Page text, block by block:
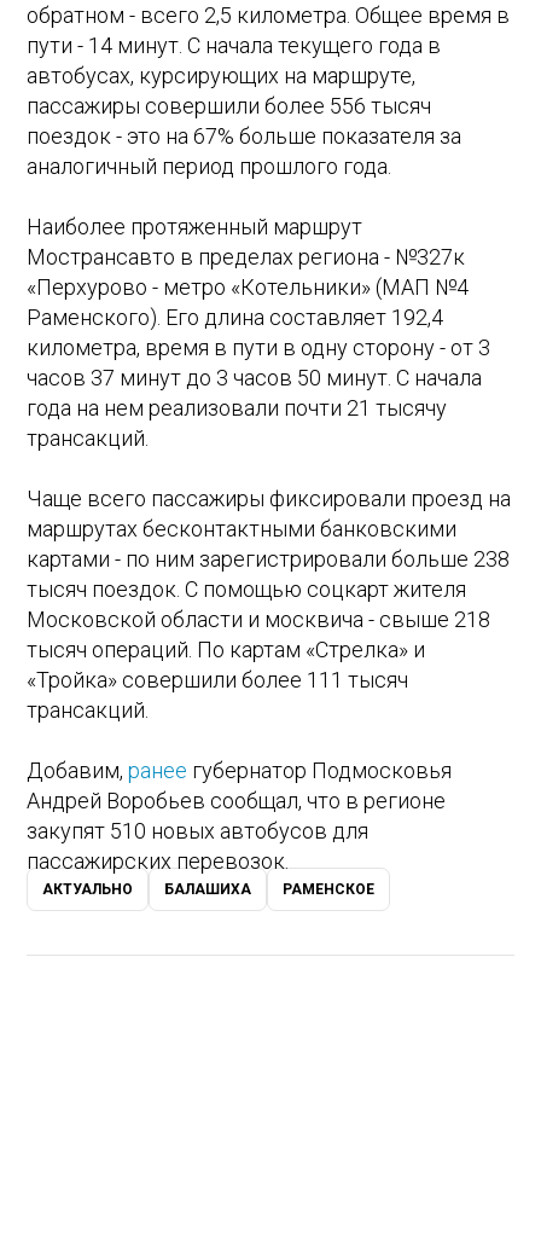
обратном - всего 2,5 километра. Общее время в
пути - 14 минут. С начала текущего года в
автобусах, курсирующих на маршруте,
пассажиры совершили более 556 тысяч
поездок - это на 67% больше показателя за
аналогичный период прошлого года.
Наиболее протяженный маршрут
Мострансавто в пределах региона - №327к
«Перхурово - метро «Котельники» (МАП №4
Раменского). Его длина составляет 192,4
километра, время в пути в одну сторону - от 3
часов 37 минут до 3 часов 50 минут. С начала
года на нем реализовали почти 21 тысячу
трансакций.
Чаще всего пассажиры фиксировали проезд на
маршрутах бесконтактными банковскими
картами - по ним зарегистрировали больше 238
тысяч поездок. С помощью соцкарт жителя
Московской области и москвича - свыше 218
тысяч операций. По картам «Стрелка» и
«Тройка» совершили более 111 тысяч
трансакций.
Добавим,ранее губернатор Подмосковья
Андрей Воробьев сообщал, что в регионе
закупят 510 новых автобусов для
пассажирских перевозок.
АКТУАЛЬНО БАЛАШИХА РАМЕНСКОЕ